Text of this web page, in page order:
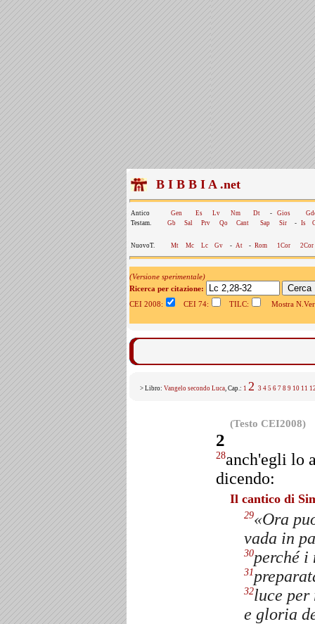
B I B B I A .net
Antico Gen Es Lv Nm Dt - Gios
Testam.
Gb Sal Prv Qo Cant Sap Sir - Is
NuovoT. Mt Mc Lc Gv - At - Rom 1Cor 2Cor
(Versione sperimentale)
Ricerca per citazione:
CEI 2008:
CEI 74: TILC: Mostra
> Libro: Vangelo secondo Luca, Cap.: 1 2 3 4 5 6 7 8 9 10 11
(Testo CEI2008)
2
28anch'egli lo
dicendo:
Il cantico di
29«Ora
vada in
30perché i
31
32luce
e gloria